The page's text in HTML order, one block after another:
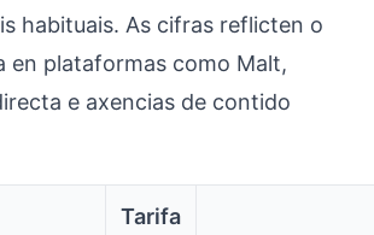
habituais. As cifras reflicten o
en plataformas como Malt,
e axencias de contido
Tarifa